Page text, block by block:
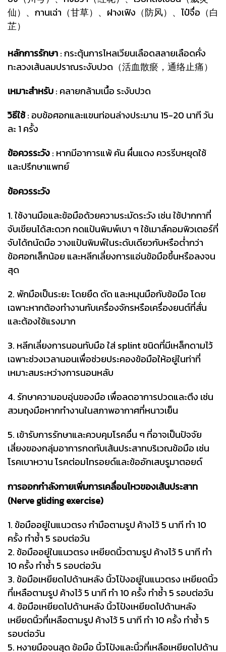
仙）、กานเฉ่า（甘草）、ฝางเฟิง（防风）、ไป๋จื่อ（白
芷）
หลักการรักษา: กระตุ้นการไหลเวียนเลือดสลายเลือดคั่ง
ทะลวงเส้นลมปราณระงับปวด（活血散瘀，通络止痛）
เหมาะสำหรับ: คลายกล้ามเนื้อ ระงับปวด
วิธีใช้: อบข้อศอกและแขนท่อนล่างประมาน 15-20 นาที วัน
ละ 1 ครั้ง
ข้อควรระวัง: หากมีอาการแพ้ คัน ผื่นแดง ควรรีบหยุดใช้
และปรึกษาแพทย์
ข้อควรระวัง
1. ใช้งานมือและข้อมือด้วยความระมัดระวัง เช่น ใช้ปากกาที่
จับเขียนได้สะดวก กดแป้นพิมพ์เบา ๆ ใช้เมาส์คอมพิวเตอร์ที่
จับได้ถนัดมือ วางแป้นพิมพ์ในระดับเดียวกับหรือต่ำกว่า
ข้อศอกเล็กน้อย และหลีกเลี่ยงการแอ่นข้อมือขึ้นหรือลงจน
สุด
2. พักมือเป็นระยะ โดยยืด ดัด และหมุนมือกับข้อมือ โดย
เฉพาะหากต้องทำงานกับเครื่องจักรหรือเครื่องยนต์ที่สั่น
และต้องใช้แรงมาก
3. หลีกเลี่ยงการนอนทับมือ ใส่ splint ชนิดที่มีเหล็กดามไว้
เฉพาะช่วงเวลานอนเพื่อช่วยประคองข้อมือให้อยู่ในท่าที่
เหมาะสมระหว่างการนอนหลับ
4. รักษาความอบอุ่นของมือ เพื่อลดอาการปวดและตึง เช่น
สวมถุงมือหากทำงานในสภาพอากาศที่หนาวเย็น
5. เข้ารับการรักษาและควบคุมโรคอื่น ๆ ที่อาจเป็นปัจจัย
เสี่ยงของกลุ่มอาการกดทับเส้นประสาทบริเวณข้อมือ เช่น
โรคเบาหวาน โรคต่อมไทรอยด์และข้ออักเสบรูมาตอยด์
การออกกำลังกายเพิ่มการเคลื่อนไหวของเส้นประสาท
(Nerve gliding exercise)
1. ข้อมืออยู่ในแนวตรง กำมือตามรูป ค้างไว้ 5 นาที ทำ 10
ครั้ง ทำซ้ำ 5 รอบต่อวัน
2. ข้อมืออยู่ในแนวตรง เหยียดนิ้วตามรูป ค้างไว้ 5 นาที ทำ
10 ครั้ง ทำซ้ำ 5 รอบต่อวัน
3. ข้อมือเหยียดไปด้านหลัง นิ้วโป้งอยู่ในแนวตรง เหยียดนิ้ว
ที่เหลือตามรูป ค้างไว้ 5 นาที ทำ 10 ครั้ง ทำซ้ำ 5 รอบต่อวัน
4. ข้อมือเหยียดไปด้านหลัง นิ้วโป้งเหยียดไปด้านหลัง
เหยียดนิ้วที่เหลือตามรูป ค้างไว้ 5 นาที ทำ 10 ครั้ง ทำซ้ำ 5
รอบต่อวัน
5. หงายมือจนสุด ข้อมือ นิ้วโป้งและนิ้วที่เหลือเหยียดไปด้าน